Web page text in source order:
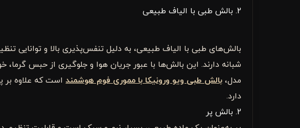
2. بالش طبی با الیاف طبیعی
بالش‌های طبی با الیاف طبیعی، به دلیل تنفس‌پذیری بالا و توانایی
شبانه دارند. این بالش‌ها با عبور جریان هوا و جلوگیری از حبس گرما،
مدل،بالش طبی ویو ورونیکا با مموری فوم هوشمنداست که علاوه بر
دارد.
2. بالش پر